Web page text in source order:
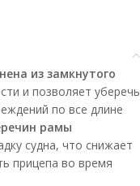
из замкнутого
и позволяет уберечь
по все длине
рамы
судна, что снижает
прицепа во время